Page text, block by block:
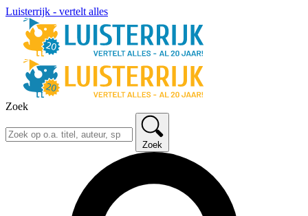
Luisterrijk - vertelt alles
Zoek
Zoek